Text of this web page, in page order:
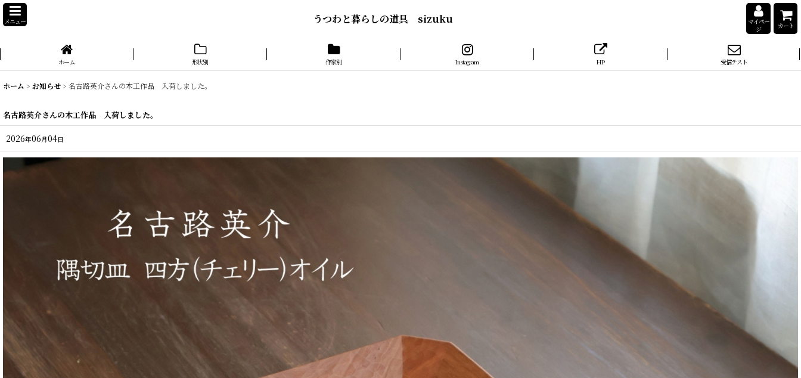
メニュー うつわと暮らしの道具 sizuku
マイペー
ジ
カート
ホーム 形状別 作家別 Instagram HP 受信テスト
ホーム > お知らせ> 名古路英介さんの木工作品 入荷しました。
名古路英介さんの木工作品 入荷しました。
2026年06月04日